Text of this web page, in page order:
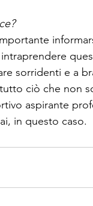
sorridenti e a
ciò che non
aspirante
in questo caso.